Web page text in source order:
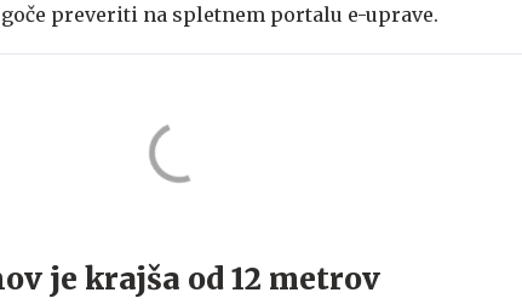
preveriti na spletnem portalu e-uprave.
je krajša od 12 metrov